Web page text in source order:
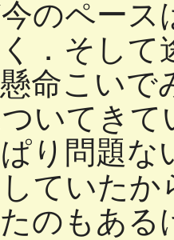
のペース
．そして
命こい
いてき
り問題
ていたか
のもある